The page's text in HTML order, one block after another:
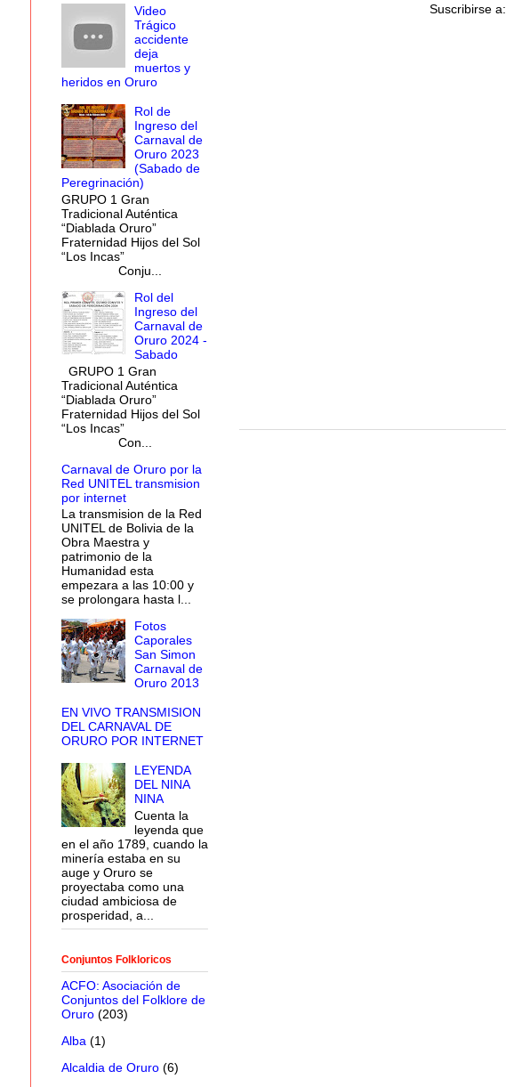
Suscribirse a:
Video
Trágico
accidente
deja
muertos y
heridos en Oruro
Rol de
Ingreso del
Carnaval de
Oruro 2023
(Sabado de
Peregrinación)
GRUPO 1 Gran
Tradicional Auténtica
“Diablada Oruro”
Fraternidad Hijos del Sol
“Los Incas”
Conju...
Rol del
Ingreso del
Carnaval de
Oruro 2024 -
Sabado
GRUPO 1 Gran
Tradicional Auténtica
“Diablada Oruro”
Fraternidad Hijos del Sol
“Los Incas”
Con...
Carnaval de Oruro por la
Red UNITEL transmision
por internet
La transmision de la Red
UNITEL de Bolivia de la
Obra Maestra y
patrimonio de la
Humanidad esta
empezara a las 10:00 y
se prolongara hasta l...
Fotos
Caporales
San Simon
Carnaval de
Oruro 2013
EN VIVO TRANSMISION
DEL CARNAVAL DE
ORURO POR INTERNET
LEYENDA
DEL NINA
NINA
Cuenta la
leyenda que
en el año 1789, cuando la
minería estaba en su
auge y Oruro se
proyectaba como una
ciudad ambiciosa de
prosperidad, a...
Conjuntos Folkloricos
ACFO: Asociación de
Conjuntos del Folklore de
Oruro (203)
Alba (1)
Alcaldia de Oruro (6)